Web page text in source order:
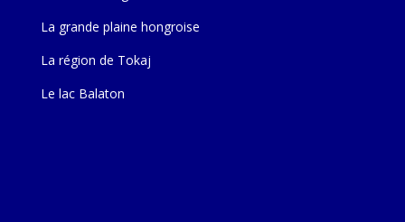
La grande plaine hongroise
La région de Tokaj
Le lac Balaton